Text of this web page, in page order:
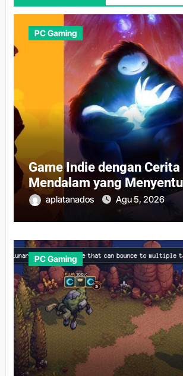
PC Gaming
Game Indie dengan Cerita
Mendalam yang
aplatanados Agu 5, 2026
PC Gaming